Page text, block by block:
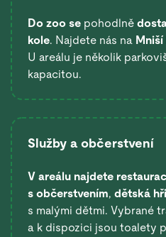
Do zoo se pohodlně
kole. Najdete nás na
U areálu je několik
kapacitou.
Služby a občerstvení
V areálu najdete
s občerstvením, dětská
s malými dětmi. Vybrané
a k dispozici jsou toalety